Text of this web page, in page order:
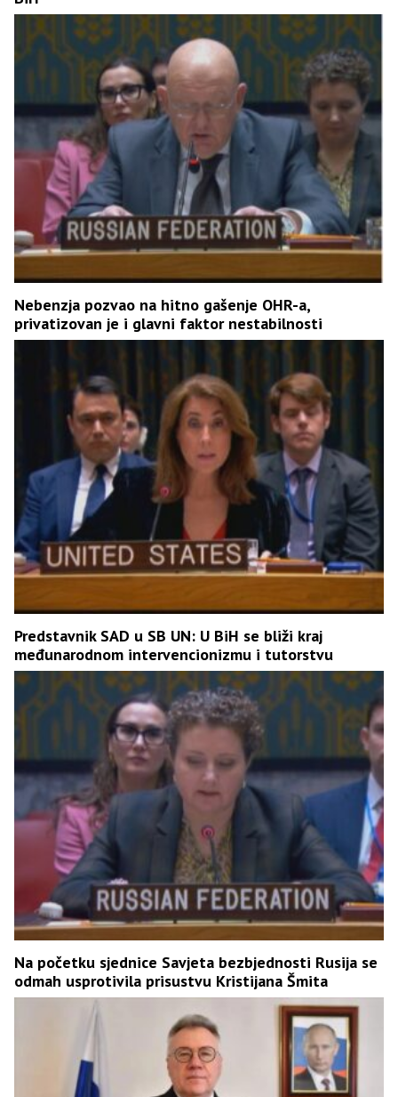
Nebenzja pozvao na hitno gašenje OHR-a,
privatizovan je i glavni faktor nestabilnosti
Predstavnik SAD u SB UN: U BiH se bliži kraj
međunarodnom intervencionizmu i tutorstvu
Na početku sjednice Savjeta bezbjednosti Rusija se
odmah usprotivila prisustvu Kristijana Šmita